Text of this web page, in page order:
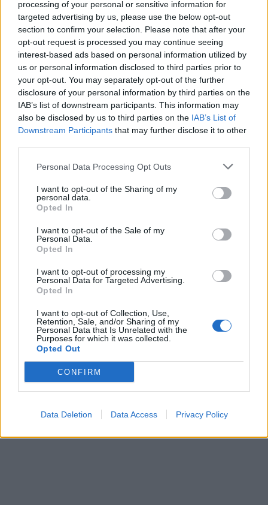
processing of your personal or sensitive information for
targeted advertising by us, please use the below opt-out
section to confirm your selection. Please note that after your
opt-out request is processed you may continue seeing
interest-based ads based on personal information utilized by
us or personal information disclosed to third parties prior to
your opt-out. You may separately opt-out of the further
disclosure of your personal information by third parties on the
IAB’s list of downstream participants. This information may
also be disclosed by us to third parties on the IAB’s List of
Downstream Participants that may further disclose it to other
Personal Data Processing Opt Outs
I want to opt-out of the Sharing of my
personal data.
Opted In
I want to opt-out of the Sale of my
Personal Data.
Opted In
I want to opt-out of processing my
Personal Data for Targeted Advertising.
Opted In
I want to opt-out of Collection, Use,
Retention, Sale, and/or Sharing of my
Personal Data that Is Unrelated with the
Purposes for which it was collected.
Opted Out
CONFIRM
Data Deletion Data Access Privacy Policy
*Υπάρχουν και άλλες ημερομηνίες που
γιορτάζει αυτό το όνομα.
☀ Ανατολή ήλιου: 07:08 – Δύση ήλιου: 19:30
🌕 Σελήνη 25.2 ημερών
Ακολουθήστε τοnotospress.grστο Google News και
μάθετε πρώτοιόλες τις ειδήσεις
ΕΟΡΤΗ ΕΟΡΤΟΛΟΓΙΟ ΑΓΙΟΛΟΓΙΟ
ΕΚΚΛΗΣΙΑ
ΠΟΙΟΙ ΓΙΟΡΤΑΖΟΥΝ ΣΗΜΕΡΑ
ΧΡΟΝΙΑ ΠΟΛΛΑ